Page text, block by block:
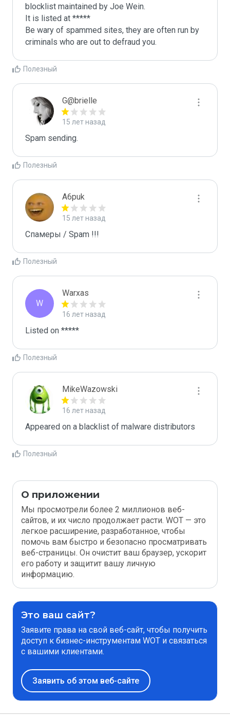
blocklist maintained by Joe Wein.
It is listed at *****
Be wary of spammed sites, they are often run by
criminals who are out to defraud you.
Полезный
G@brielle
15 лет назад
Spam sending.
Полезный
A6puk
15 лет назад
Спамеры / Spam !!!
Полезный
W
Warxas
16 лет назад
Listed on *****
Полезный
MikeWazowski
16 лет назад
Appeared on a blacklist of malware distributors
Полезный
О приложении
Мы просмотрели более 2 миллионов веб-
сайтов, и их число продолжает расти. WOT — это
легкое расширение, разработанное, чтобы
помочь вам быстро и безопасно просматривать
веб-страницы. Он очистит ваш браузер, ускорит
его работу и защитит вашу личную
информацию.
Это ваш сайт?
Заявите права на свой веб-сайт, чтобы получить
доступ к бизнес-инструментам WOT и связаться
с вашими клиентами.
Заявить об этом веб-сайте